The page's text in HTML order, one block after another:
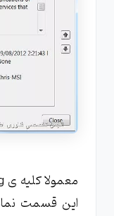
این قسمت